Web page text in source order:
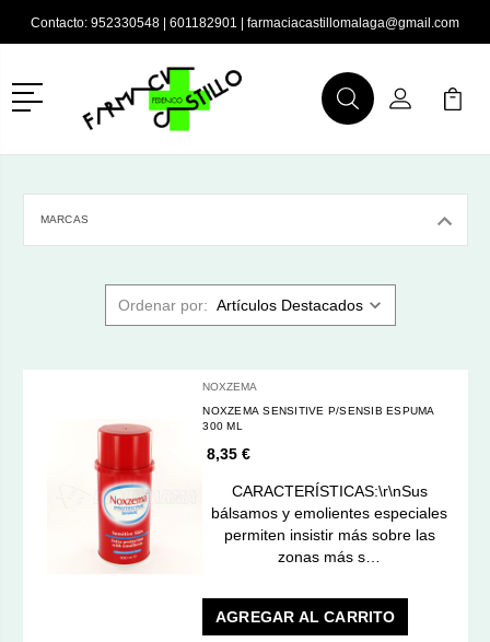
Contacto: 952330548 | 601182901 | farmaciacastillomalaga@gmail.com
Menú
BuscarMi Cuenta
Mi
MARCAS
Ordenar por:
NOXZEMA
NOXZEMA SENSITIVE P/SENSIB ESPUMA
300 ML
8,35 €
CARACTERÍSTICAS:\r\nSus
bálsamos y emolientes especiales
permiten insistir más sobre las
zonas más s…
AGREGAR AL CARRITO